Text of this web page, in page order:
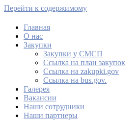
Перейти к содержимому
МАУ Комбинат питания
Главная
О нас
Закупки
Закупки у СМСП
Cсылка на план закупок
Cсылка на zakupki.gov
Ссылка на bus.gov.
Галерея
Вакансии
Наши сотрудники
Наши партнеры